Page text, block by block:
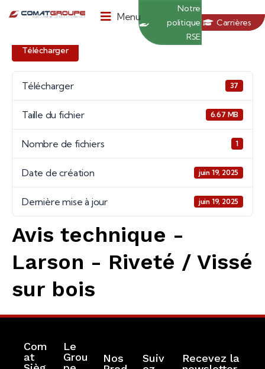
Menu
Notre
politique
RSE
Carrières
Télécharger
Télécharger 37
Taille du fichier 6.67 MB
Nombre de fichiers 1
Date de création juin 19, 2025
Dernière mise à jour juin 19, 2025
Avis technique -
Larson - Riveté / Vissé
sur bois
Com
at
Le
Grou
Nos
Suiv
Recevez la